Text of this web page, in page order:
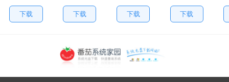
版
下载 下载
频
下载 下载